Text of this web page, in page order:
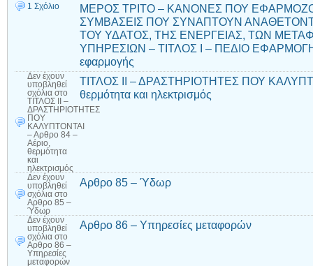
1 Σχόλιο
ΜΕΡΟΣ ΤΡΙΤΟ – ΚΑΝΟΝΕΣ ΠΟΥ
ΣΥΜΒΑΣΕΙΣ ΠΟΥ ΣΥΝΑΠΤΟΥΝ
ΤΟΥ ΥΔΑΤΟΣ, ΤΗΣ ΕΝΕΡΓΕΙΑΣ, ΤΩΝ
ΥΠΗΡΕΣΙΩΝ – ΤΙΤΛΟΣ Ι – ΠΕΔΙΟ
εφαρμογής
Δεν έχουν
υποβληθεί
σχόλια στο
ΤΙΤΛΟΣ ΙΙ –
ΔΡΑΣΤΗΡΙΟΤΗΤΕΣ
ΠΟΥ
ΚΑΛΥΠΤΟΝΤΑΙ
– Αρθρο 84 –
Αέριο,
θερμότητα
και
ηλεκτρισμός
ΤΙΤΛΟΣ ΙΙ – ΔΡΑΣΤΗΡΙΟΤΗΤΕΣ ΠΟΥ
θερμότητα και ηλεκτρισμός
Δεν έχουν
υποβληθεί
σχόλια στο
Αρθρο 85 –
Ύδωρ
Αρθρο 85 – Ύδωρ
Δεν έχουν
υποβληθεί
σχόλια στο
Αρθρο 86 –
Υπηρεσίες
μεταφορών
Αρθρο 86 – Υπηρεσίες μεταφορών